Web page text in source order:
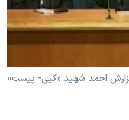
احمد شهید «کپی- پیست»